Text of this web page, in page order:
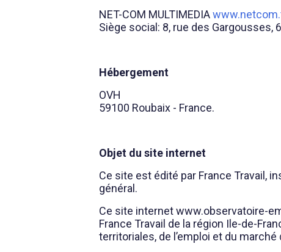
NET-COM MULTIMEDIA
Siège social: 8, rue des Gargousses,
Hébergement
OVH
59100 Roubaix - France.
Objet du site internet
Ce site est édité par France Travail,
général.
Ce site internet www.observatoire-
France Travail de la région Ile-de-
territoriales, de l’emploi et du